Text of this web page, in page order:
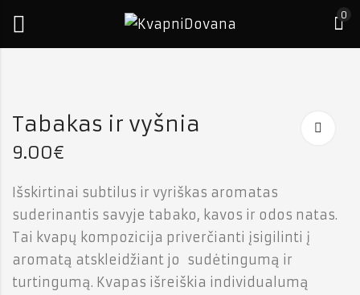
0
Tabakas ir vyšnia
9.00€
Išskirtinai subtilus ir vyriškas aromatas
suderinantis savyje tabako, kavos ir odos natas.
Tai kvapų kompozicija priverčianti įsigilinti į
aromatą atskleidžiant jo sudėtingumą ir
turtingumą. Kvapas išreiškia individualumą